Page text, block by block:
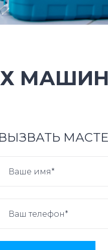
МАШИН
ВЫЗВАТЬ